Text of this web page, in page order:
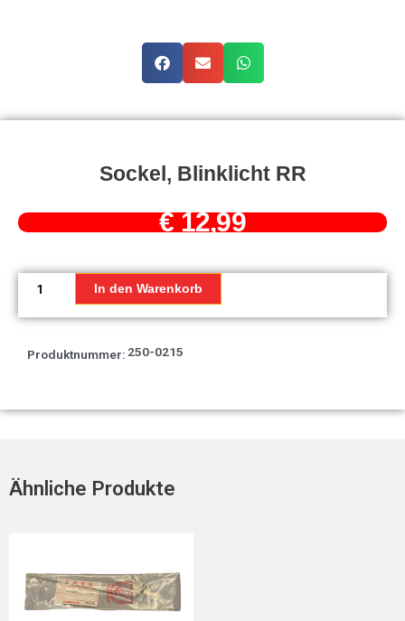
Sockel, Blinklicht RR
€12,99
Sockel,
Blinklicht
Menge
In den Warenkorb
Produktnummer: 250-0215
Ähnliche Produkte